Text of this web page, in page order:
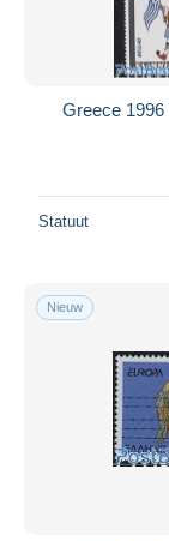
Greece
Statuut
Nieuw